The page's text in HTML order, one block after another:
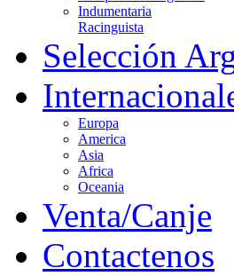
Indumentaria
Racinguista
Selección
Europa
America
Asia
Africa
Oceania
Venta/Canje
Contactenos